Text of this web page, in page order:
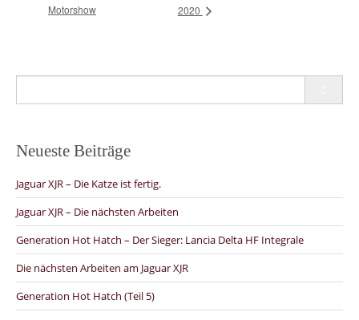
Motorshow
2020
Neueste Beiträge
Jaguar XJR – Die Katze ist fertig.
Jaguar XJR – Die nächsten Arbeiten
Generation Hot Hatch – Der Sieger: Lancia Delta HF Integrale
Die nächsten Arbeiten am Jaguar XJR
Generation Hot Hatch (Teil 5)